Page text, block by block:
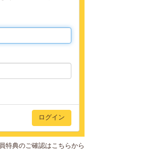
特典のご確認はこちらから